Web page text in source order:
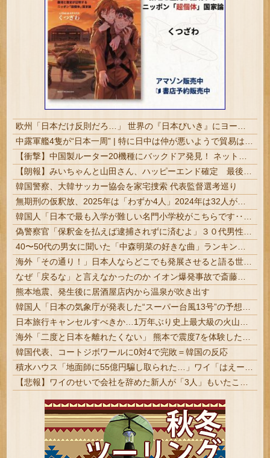
韓国警察、大韓サッカー協会を家宅捜索 代表監督選考巡り
熊本地震、発生後に居酒屋店内から温泉が吹き出す
韓国代表、コートジボワールに0対4で完敗＝韓国の反応